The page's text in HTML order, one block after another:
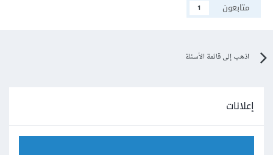
متابعون
1
اذهب إلى قائمة الأسئلة
إعلانات